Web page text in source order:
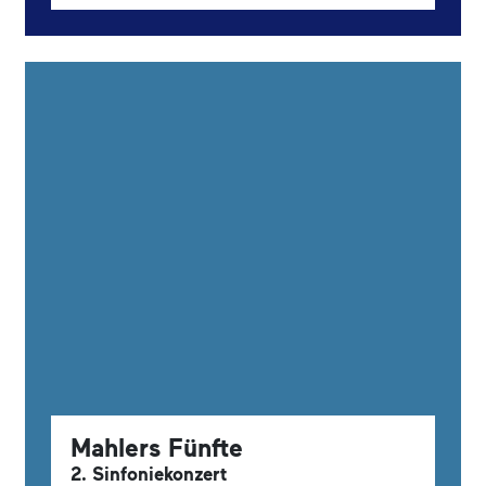
Mahlers Fünfte
2. Sinfoniekonzert